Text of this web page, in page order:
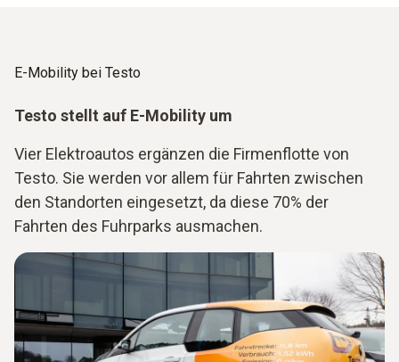
E-Mobility bei Testo
Testo stellt auf E-Mobility um
Vier Elektroautos ergänzen die Firmenflotte von
Testo. Sie werden vor allem für Fahrten zwischen
den Standorten eingesetzt, da diese 70% der
Fahrten des Fuhrparks ausmachen.